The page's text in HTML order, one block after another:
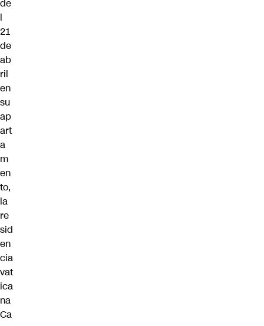
de
l
21
de
ab
ril
en
su
ap
art
a
m
en
to,
la
re
sid
en
cia
vat
ica
na
Ca